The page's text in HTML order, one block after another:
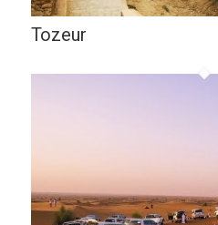
Tozeur